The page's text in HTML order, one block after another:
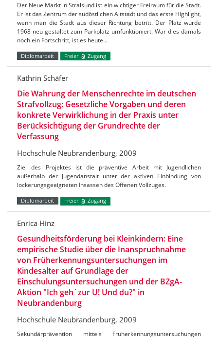
Der Neue Markt in Stralsund ist ein wichtiger Freiraum für die Stadt.
Er ist das Zentrum der südöstlichen Altstadt und das erste Highlight,
wenn man die Stadt aus dieser Richtung betritt. Der Platz wurde
1968 neu gestaltet zum Parkplatz umfunktioniert. War dies damals
noch ein Fortschritt, ist es heute…
Diplomarbeit Freier Zugang
Kathrin Schäfer
Die Wahrung der Menschenrechte im deutschen
Strafvollzug: Gesetzliche Vorgaben und deren
konkrete Verwirklichung in der Praxis unter
Berücksichtigung der Grundrechte der
Verfassung
Hochschule Neubrandenburg, 2009
Ziel des Projektes ist die präventive Arbeit mit Jugendlichen
außerhalb der Jugendanstalt unter der aktiven Einbindung von
lockerungsgeeigneten Insassen des Offenen Vollzuges.
Diplomarbeit Freier Zugang
Enrica Hinz
Gesundheitsförderung bei Kleinkindern: Eine
empirische Studie über die Inanspruchnahme
von Früherkennungsuntersuchungen im
Kindesalter auf Grundlage der
Einschulungsuntersuchungen und der BZgA-
Aktion "Ich geh´zur U! Und du?" in
Neubrandenburg
Hochschule Neubrandenburg, 2009
Sekundärprävention mittels Früherkennungsuntersuchungen